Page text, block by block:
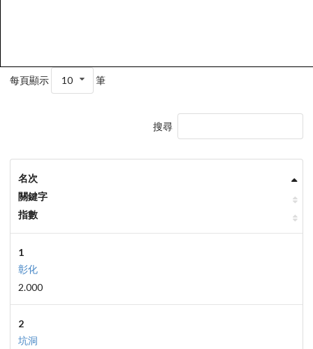
每頁顯示 10 筆
搜尋
名次
關鍵字
指數
1
彰化
2.000
2
坑洞